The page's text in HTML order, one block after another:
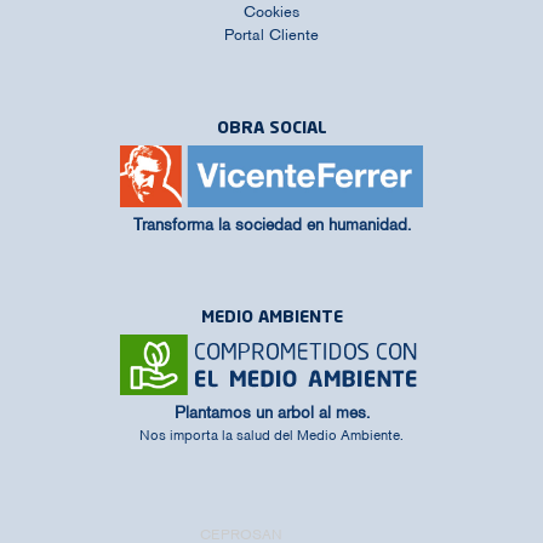
Cookies
Portal Cliente
OBRA SOCIAL
Transforma la sociedad en humanidad.
MEDIO AMBIENTE
Plantamos un arbol al mes.
Nos importa la salud del Medio Ambiente.
CEPROSAN